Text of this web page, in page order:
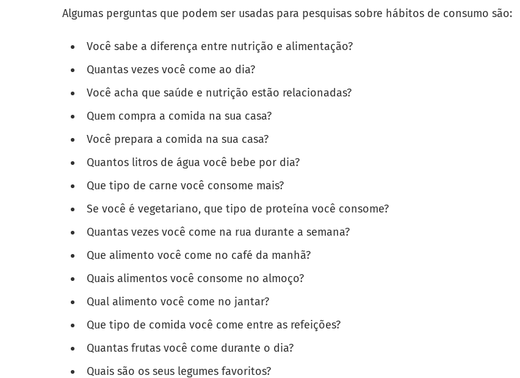
Algumas perguntas que podem ser usadas para pesquisas sobre hábitos de consumo são:
Você sabe a diferença entre nutrição e alimentação?
Quantas vezes você come ao dia?
Você acha que saúde e nutrição estão relacionadas?
Quem compra a comida na sua casa?
Você prepara a comida na sua casa?
Quantos litros de água você bebe por dia?
Que tipo de carne você consome mais?
Se você é vegetariano, que tipo de proteína você consome?
Quantas vezes você come na rua durante a semana?
Que alimento você come no café da manhã?
Quais alimentos você consome no almoço?
Qual alimento você come no jantar?
Que tipo de comida você come entre as refeições?
Quantas frutas você come durante o dia?
Quais são os seus legumes favoritos?